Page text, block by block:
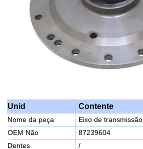
Unid Contente
Nome da peça
Eixo de transmissão
OEM Não
87239604
Dentes
/